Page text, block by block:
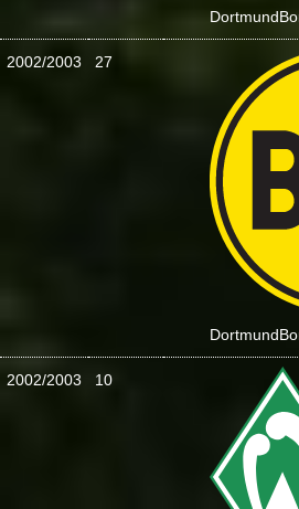
Dortmund
2002/2003 27
Dortmund
2002/2003 10